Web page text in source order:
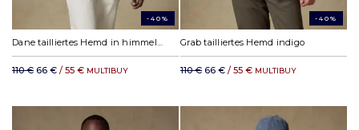
-40%
Dane tailliertes Hemd in himmelblau Denim
110 € 66 € / 55 € MULTIBUY
-40%
Grab tailliertes Hemd indigo
110 € 66 € / 55 € MULTIBUY